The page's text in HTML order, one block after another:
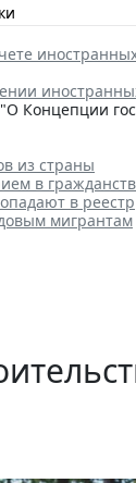
Концепции
из страны
в
в реестр
мигрантам